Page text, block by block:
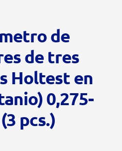
de
de tres
Holtest en
0,275-
pcs.)